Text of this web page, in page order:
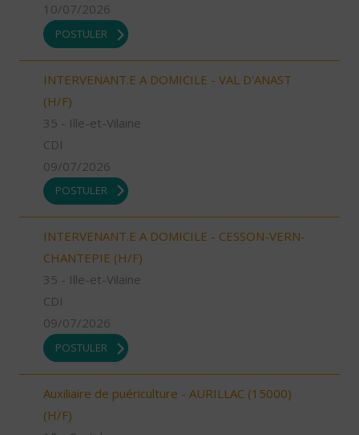
10/07/2026
POSTULER
INTERVENANT.E A DOMICILE - VAL D'ANAST
(H/F)
35 - Ille-et-Vilaine
CDI
09/07/2026
POSTULER
INTERVENANT.E A DOMICILE - CESSON-VERN-
CHANTEPIE (H/F)
35 - Ille-et-Vilaine
CDI
09/07/2026
POSTULER
Auxiliaire de puériculture - AURILLAC (15000)
(H/F)